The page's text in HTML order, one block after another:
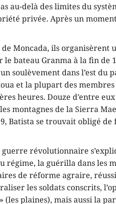
au-delà des limites du
privée. Après un
Moncada, ils organisèrent
bateau Granma à la fin de
soulèvement dans l’est du
et la plupart des
heures. Douze d’entre
montagnes de la Sierra
Batista se trouvait obligé
révolutionnaire
régime, la guérilla dans les
de réforme agraire,
les soldats conscrits,
(les plaines), mais aussi la